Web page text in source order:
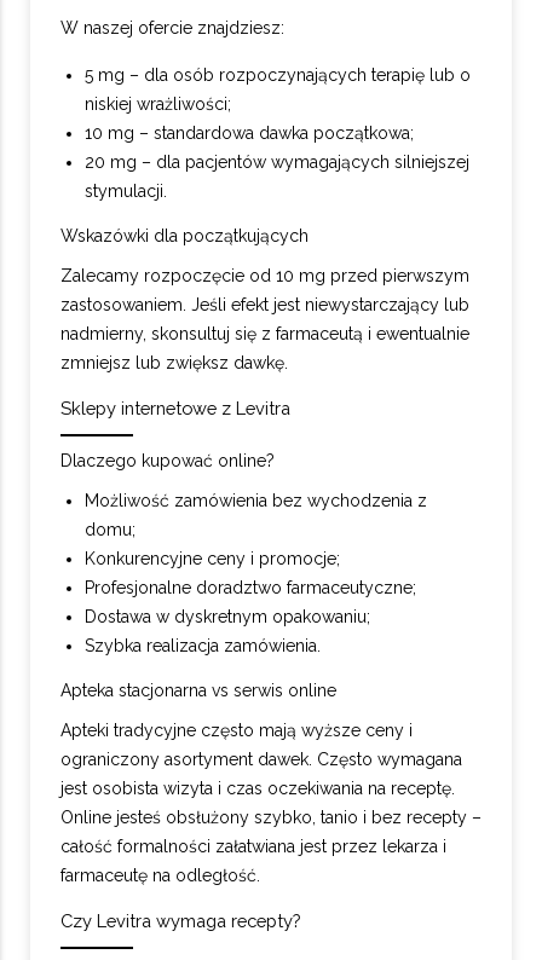
W naszej ofercie znajdziesz:
5 mg – dla osób rozpoczynających terapię lub o
niskiej wrażliwości;
10 mg – standardowa dawka początkowa;
20 mg – dla pacjentów wymagających silniejszej
stymulacji.
Wskazówki dla początkujących
Zalecamy rozpoczęcie od 10 mg przed pierwszym
zastosowaniem. Jeśli efekt jest niewystarczający lub
nadmierny, skonsultuj się z farmaceutą i ewentualnie
zmniejsz lub zwiększ dawkę.
Sklepy internetowe z Levitra
Dlaczego kupować online?
Możliwość zamówienia bez wychodzenia z
domu;
Konkurencyjne ceny i promocje;
Profesjonalne doradztwo farmaceutyczne;
Dostawa w dyskretnym opakowaniu;
Szybka realizacja zamówienia.
Apteka stacjonarna vs serwis online
Apteki tradycyjne często mają wyższe ceny i
ograniczony asortyment dawek. Często wymagana
jest osobista wizyta i czas oczekiwania na receptę.
Online jesteś obsłużony szybko, tanio i bez recepty –
całość formalności załatwiana jest przez lekarza i
farmaceutę na odległość.
Czy Levitra wymaga recepty?